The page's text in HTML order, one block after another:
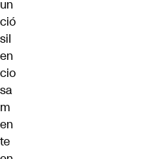
un
ció
sil
en
cio
sa
m
en
te